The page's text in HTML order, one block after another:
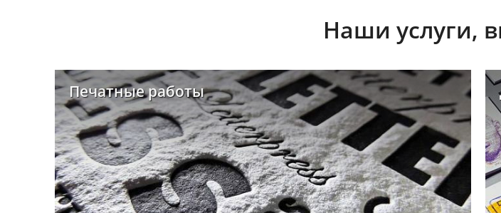
Наши услуги,
Печатные работы